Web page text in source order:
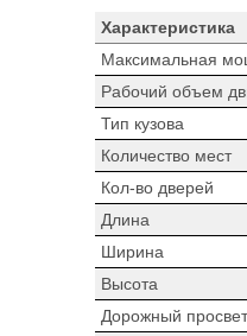
Характеристика
Максимальная
Рабочий объем
Тип кузова
Количество мест
Кол-во дверей
Длина
Ширина
Высота
Дорожный просвет